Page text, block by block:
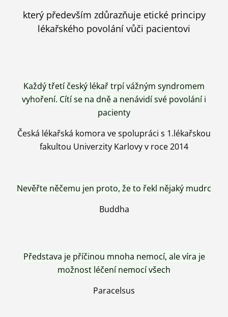
který především zdůrazňuje etické principy
lékařského povolání vůči pacientovi
Každý třetí český lékař trpí vážným syndromem
vyhoření. Cítí se na dně a nenávidí své povolání i
pacienty
Česká lékařská komora ve spolupráci s 1.lékařskou
fakultou Univerzity Karlovy v roce 2014
Nevěřte něčemu jen proto, že to řekl nějaký mudrc
Buddha
Představa je příčinou mnoha nemocí, ale víra je
možnost léčení nemocí všech
Paracelsus